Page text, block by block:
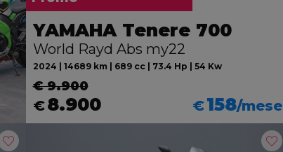
YAMAHA Tenere 700
World Rayd Abs my22
2024 | 14689 km | 689 cc | 73.4 Hp | 54 Kw
€ 9.900
€8.900 €158/mese